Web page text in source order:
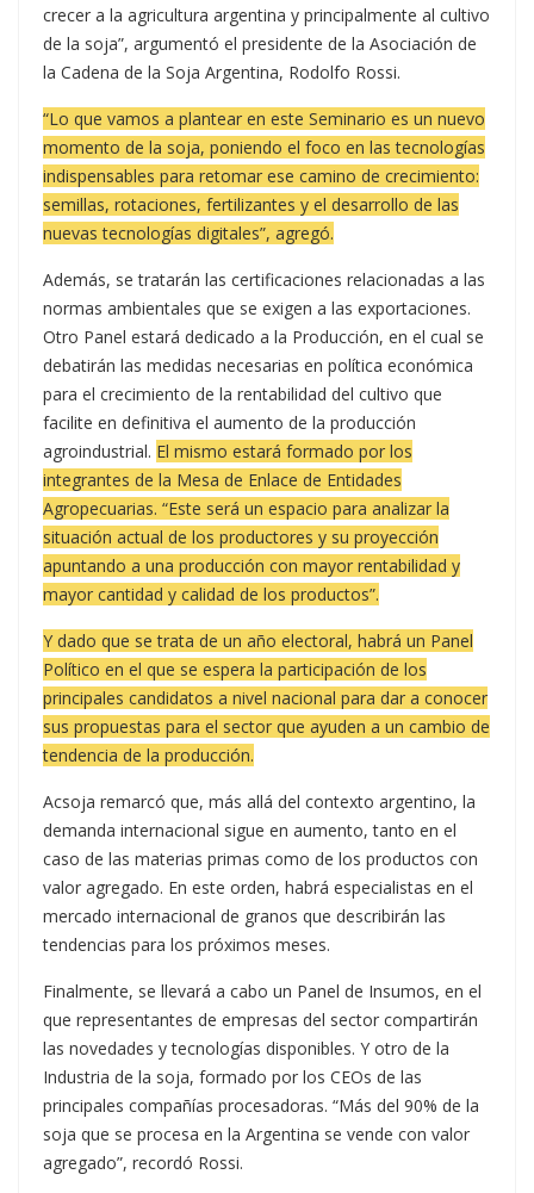
crecer a la agricultura argentina y principalmente al cultivo
de la soja”, argumentó el presidente de la Asociación de
la Cadena de la Soja Argentina, Rodolfo Rossi.
“Lo que vamos a plantear en este Seminario es un nuevo
momento de la soja, poniendo el foco en las tecnologías
indispensables para retomar ese camino de crecimiento:
semillas, rotaciones, fertilizantes y el desarrollo de las
nuevas tecnologías digitales”, agregó.
Además, se tratarán las certificaciones relacionadas a las
normas ambientales que se exigen a las exportaciones.
Otro Panel estará dedicado a la Producción, en el cual se
debatirán las medidas necesarias en política económica
para el crecimiento de la rentabilidad del cultivo que
facilite en definitiva el aumento de la producción
agroindustrial. El mismo estará formado por los
integrantes de la Mesa de Enlace de Entidades
Agropecuarias. “Este será un espacio para analizar la
situación actual de los productores y su proyección
apuntando a una producción con mayor rentabilidad y
mayor cantidad y calidad de los productos”.
Y dado que se trata de un año electoral, habrá un Panel
Político en el que se espera la participación de los
principales candidatos a nivel nacional para dar a conocer
sus propuestas para el sector que ayuden a un cambio de
tendencia de la producción.
Acsoja remarcó que, más allá del contexto argentino, la
demanda internacional sigue en aumento, tanto en el
caso de las materias primas como de los productos con
valor agregado. En este orden, habrá especialistas en el
mercado internacional de granos que describirán las
tendencias para los próximos meses.
Finalmente, se llevará a cabo un Panel de Insumos, en el
que representantes de empresas del sector compartirán
las novedades y tecnologías disponibles. Y otro de la
Industria de la soja, formado por los CEOs de las
principales compañías procesadoras. “Más del 90% de la
soja que se procesa en la Argentina se vende con valor
agregado”, recordó Rossi.